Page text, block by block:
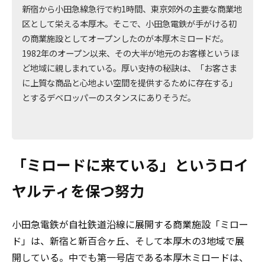
新宿から小田急線急行で約1時間、東京郊外の主要な商業地
区として栄える本厚木。そこで、小田急電鉄が手がける初
の商業施設としてオープンしたのが本厚木ミロードだ。
1982年のオープン以来、その大半が地元のお客様というほ
ど地域に親しまれている。厚い支持の秘訣は、「お客さま
に上質な商品と心地よい空間を提供するために存在する」
とするデベロッパーのスタンスにありそうだ。
「ミロードに来ている」というロイ
ヤルティを保つ努力
小田急電鉄が自社鉄道沿線に展開する商業施設「ミロー
ド」は、新宿と新百合ヶ丘、そして本厚木の3地域で展
開している。中でも第一号店である本厚木ミロードは、